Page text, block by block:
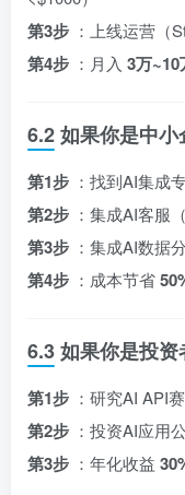
第3步 ：上线运营（
第4步 ：月入 3万~10
6.2 如果你是中小
第1步 ：找到AI集成
第2步 ：集成AI客服
第3步 ：集成AI数据
第4步 ：成本节省
6.3 如果你是投资
第1步 ：研究AI API
第2步 ：投资AI应用
第3步 ：年化收益